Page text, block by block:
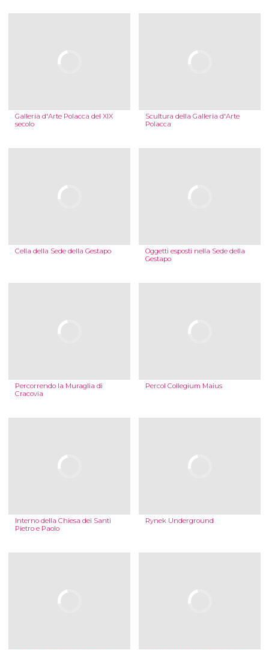
Galleria d'Arte Polacca del XIX
secolo
Scultura della Galleria d'Arte
Polacca
Cella della Sede della Gestapo
Oggetti esposti nella Sede della
Gestapo
Percorrendo la Muraglia di
Cracovia
Percol Collegium Maius
Interno della Chiesa dei Santi
Pietro e Paolo
Rynek Underground